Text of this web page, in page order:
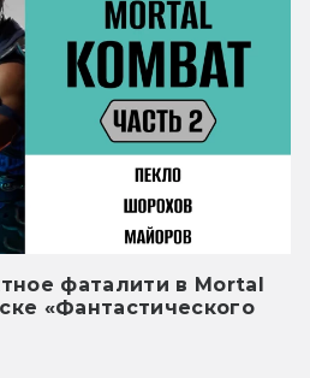
фаталити в Mortal
«Фантастического